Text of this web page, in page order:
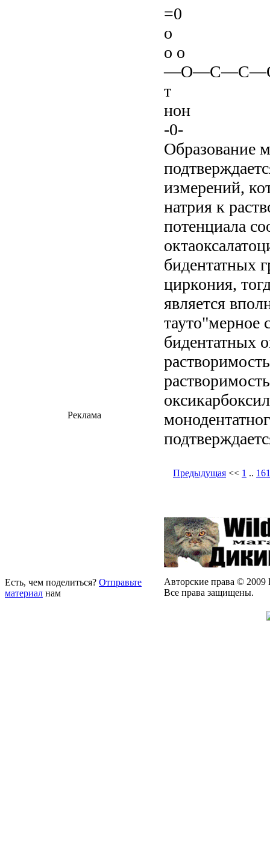
=0
о
о о
т
нон
-0-
Образование
измерений,
натрия к
потенциала
бидентатных
циркония,
является
тауто"мерное
бидентатных
Предыдущая << 1 .. 161
Реклама
Есть, чем поделиться? Отправьте
материал нам
Авторские права © 2009
Все права защищены.